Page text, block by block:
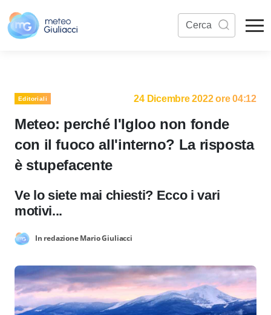
Editoriali 24 Dicembre 2022 ore 04:12
Meteo: perché l'Igloo non fonde
con il fuoco all'interno? La risposta
è stupefacente
Ve lo siete mai chiesti? Ecco i vari
motivi...
In redazione Mario Giuliacci